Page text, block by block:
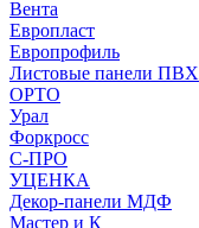
Вента
Европласт
Европрофиль
Листовые панели ПВХ
ОРТО
Урал
Форкросс
С-ПРО
УЦЕНКА
Декор-панели МДФ
Мастер и К